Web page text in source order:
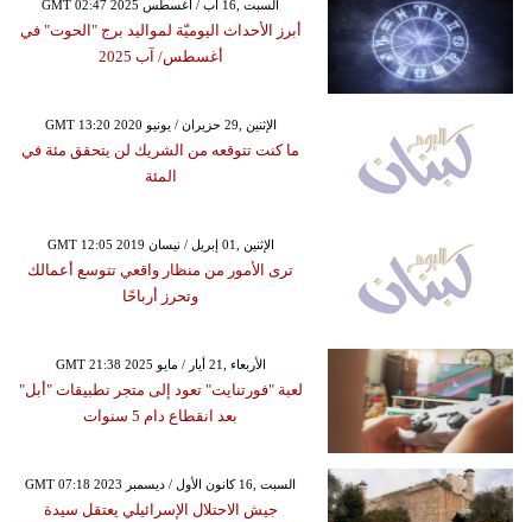
GMT 02:47 2025 السبت ,16 آب / أغسطس
أبرز الأحداث اليوميّة لمواليد برج "الحوت" في
أغسطس/ آب 2025
GMT 13:20 2020 الإثنين ,29 حزيران / يونيو
ما كنت تتوقعه من الشريك لن يتحقق مئة في
المئة
GMT 12:05 2019 الإثنين ,01 إبريل / نيسان
ترى الأمور من منظار واقعي تتوسع أعمالك
وتحرز أرباحًا
GMT 21:38 2025 الأربعاء ,21 أيار / مايو
لعبة "فورتنايت" تعود إلى متجر تطبيقات "أبل"
بعد انقطاع دام 5 سنوات
GMT 07:18 2023 السبت ,16 كانون الأول / ديسمبر
جيش الاحتلال الإسرائيلي يعتقل سيدة